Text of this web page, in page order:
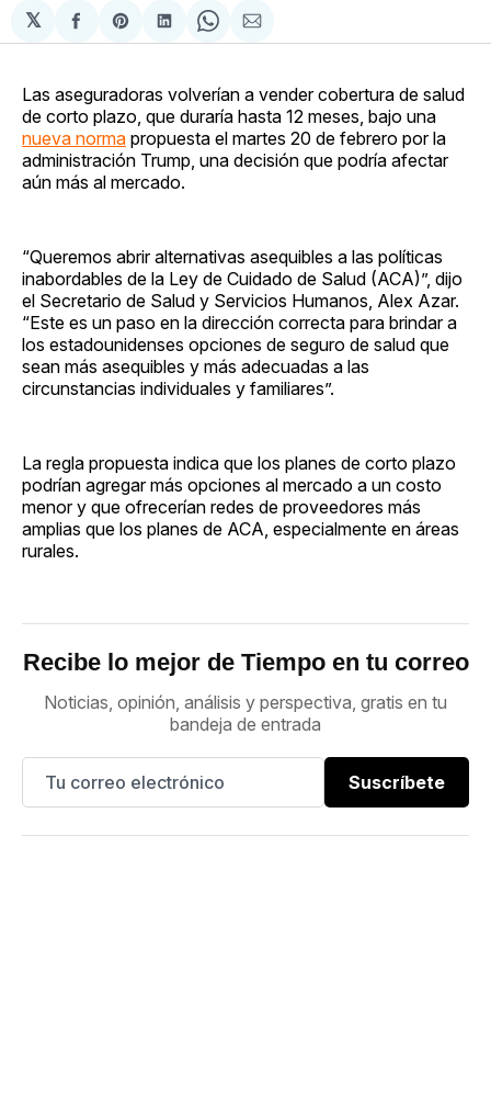
𝕏
Compartir
en
Share
on
Compartir
en
Share
on
Compartir
via
Las aseguradoras volverían a vender cobertura de salud
de corto plazo, que duraría hasta 12 meses, bajo una
nueva norma propuesta el martes 20 de febrero por la
administración Trump, una decisión que podría afectar
aún más al mercado.
“Queremos abrir alternativas asequibles a las políticas
inabordables de la Ley de Cuidado de Salud (ACA)”, dijo
el Secretario de Salud y Servicios Humanos, Alex Azar.
“Este es un paso en la dirección correcta para brindar a
los estadounidenses opciones de seguro de salud que
sean más asequibles y más adecuadas a las
circunstancias individuales y familiares”.
La regla propuesta indica que los planes de corto plazo
podrían agregar más opciones al mercado a un costo
menor y que ofrecerían redes de proveedores más
amplias que los planes de ACA, especialmente en áreas
rurales.
Recibe lo mejor de Tiempo en tu correo
Noticias, opinión, análisis y perspectiva, gratis en tu
bandeja de entrada
Suscríbete